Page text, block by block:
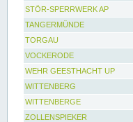
STÖR-SPERRWERK AP
TANGERMÜNDE
TORGAU
VOCKERODE
WEHR GEESTHACHT UP
WITTENBERG
WITTENBERGE
ZOLLENSPIEKER